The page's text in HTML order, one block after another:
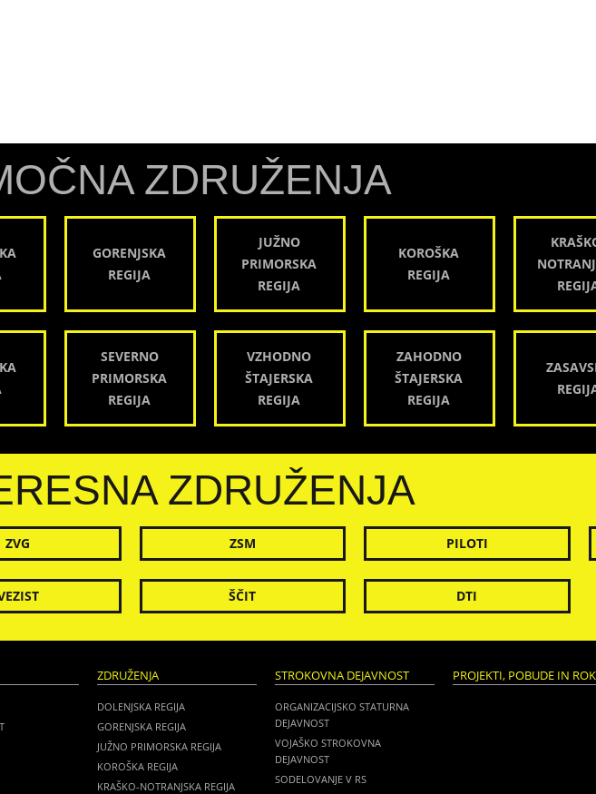
ZDRUŽENJA
GORENJSKA
REGIJA
JUŽNO
PRIMORSKA
REGIJA
KOROŠKA
REGIJA
SEVERNO
PRIMORSKA
REGIJA
VZHODNO
ŠTAJERSKA
REGIJA
ZAHODNO
ŠTAJERSKA
REGIJA
ZDRUŽENJA
ZVG ZSM PILOTI
ŠČIT DTI
ZDRUŽENJA
DOLENJSKA REGIJA
GORENJSKA REGIJA
JUŽNO PRIMORSKA REGIJA
KOROŠKA REGIJA
KRAŠKO-NOTRANJSKA REGIJA
STROKOVNA DEJAVNOST
ORGANIZACIJSKO STATURNA
DEJAVNOST
VOJAŠKO STROKOVNA
DEJAVNOST
SODELOVANJE V RS
PROJEKTI, POBUDE IN